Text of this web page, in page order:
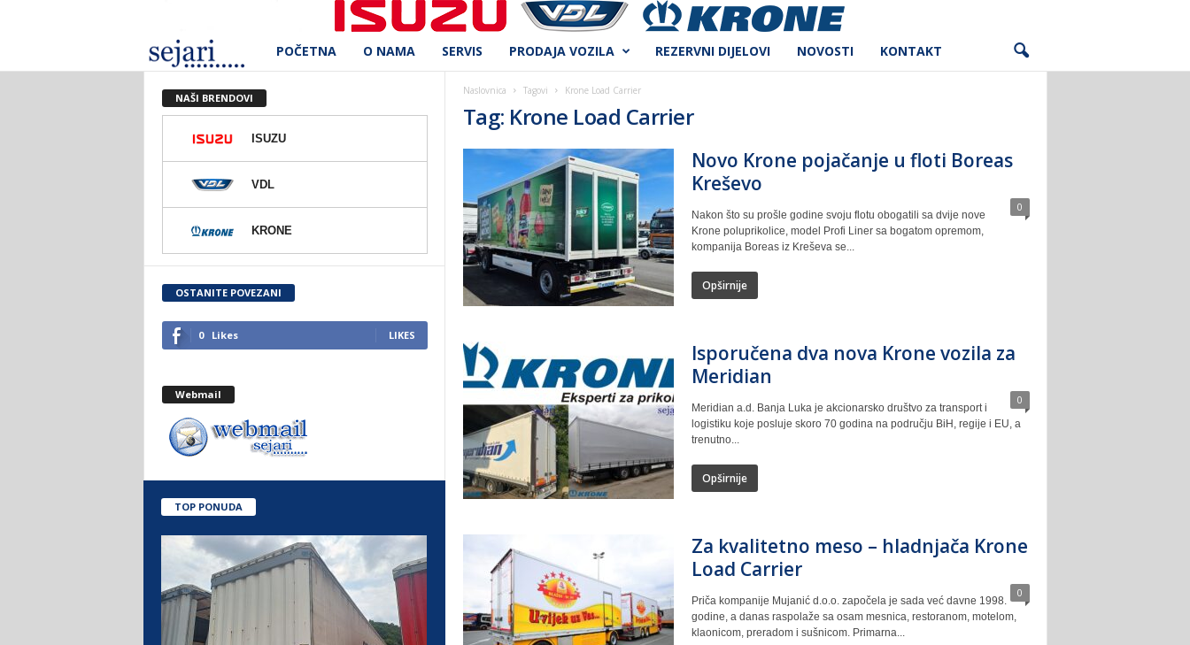
e
r
d
.
o
.
a
POČETNA O NAMA SERVIS PRODAJA VOZILA REZERVNI DIJELOVI NOVOSTI KONTAKT
Naslovnica Tagovi Krone Load Carrier
Tag: Krone Load Carrier
Novo Krone pojačanje u floti Boreas
Kreševo
0
Nakon što su prošle godine svoju flotu obogatili sa dvije nove
Krone poluprikolice, model Profi Liner sa bogatom opremom,
kompanija Boreas iz Kreševa se...
Opširnije
Isporučena dva nova Krone vozila za
Meridian
0
Meridian a.d. Banja Luka je akcionarsko društvo za transport i
logistiku koje posluje skoro 70 godina na području BiH, regije i EU, a
trenutno...
Opširnije
Za kvalitetno meso – hladnjača Krone
Load Carrier
0
Priča kompanije Mujanić d.o.o. započela je sada već davne 1998.
godine, a danas raspolaže sa osam mesnica, restoranom, motelom,
klaonicom, preradom i sušnicom. Primarna...
NAŠI BRENDOVI
ISUZU
VDL
KRONE
OSTANITE POVEZANI
0 Likes LIKES
Webmail
TOP PONUDA